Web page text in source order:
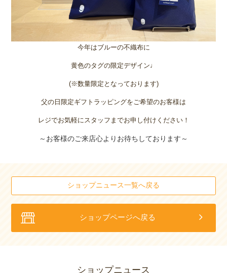
今年はブルーの不織布に
黄色のタグの限定デザイン♩
(※数量限定となっております)
父の日限定ギフトラッピングをご希望のお客様は
レジでお気軽にスタッフまでお申し付けください！
～お客様のご来店心よりお待ちしております～
ショップニュース一覧へ戻る
ショップページへ戻る
ショップニュース